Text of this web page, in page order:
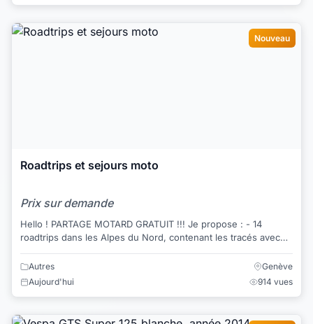
Nouveau
Roadtrips et sejours moto
Prix sur demande
Hello ! PARTAGE MOTARD GRATUIT !!! Je propose : - 14
roadtrips dans les Alpes du Nord, contenant les tracés avec
Autres
Genève
Aujourd'hui
914 vues